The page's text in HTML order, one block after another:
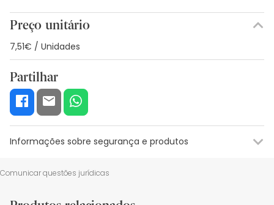
Preço unitário
7,51€ / Unidades
Partilhar
Informações sobre segurança e produtos
Recursos de segurança visual
Comunicar questões jurídicas